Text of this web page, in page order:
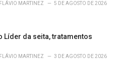
MARTINEZ 5 DE AGOSTO DE 2026
Líder da seita, tratamentos
MARTINEZ 3 DE AGOSTO DE 2026